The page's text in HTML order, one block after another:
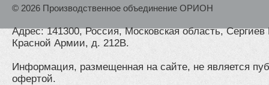
© 2026 Производственное объединение ОРИОН
Адрес: 141300, Россия, Московская область,
Красной Армии, д. 212В.
Информация, размещенная на сайте, не является
офертой.